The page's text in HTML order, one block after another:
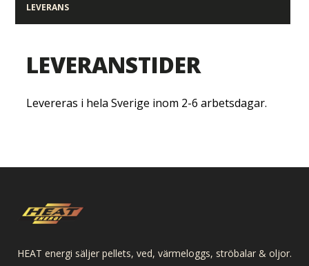
LEVERANS
LEVERANSTIDER
Levereras i hela Sverige inom 2-6 arbetsdagar.
HEAT energi säljer pellets, ved, värmeloggs, ströbalar & oljor.